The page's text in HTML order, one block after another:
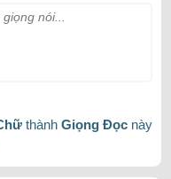
nói...
thành Giọng Đọcnày